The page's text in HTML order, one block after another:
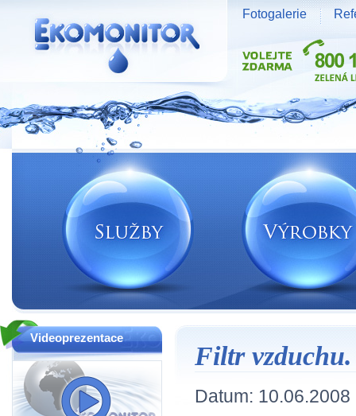
Filtr vzduchu.
Datum: 10.06.2008
Videoprezentace
Vodní zdroje Ekomonitor spol. s r.o.
Fotogalerie